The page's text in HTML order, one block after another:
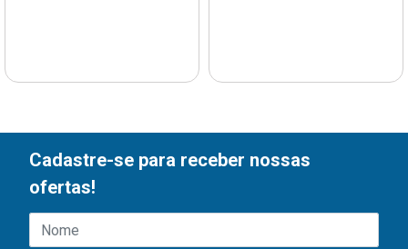
Cadastre-se para receber nossas
ofertas!